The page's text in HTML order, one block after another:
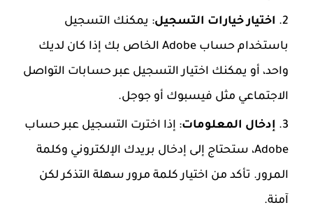
اختيار خيارات التسجيل: يمكنك التسجيل
باستخدام حساب Adobe الخاص بك إذا كان لديك
واحد، أو يمكنك اختيار التسجيل عبر حسابات التواصل
الاجتماعي مثل فيسبوك أو جوجل.
إدخال المعلومات: إذا اخترت التسجيل عبر حساب
Adobe، ستحتاج إلى إدخال بريدك الإلكتروني وكلمة
المرور. تأكد من اختيار كلمة مرور سهلة التذكر لكن
آمنة.